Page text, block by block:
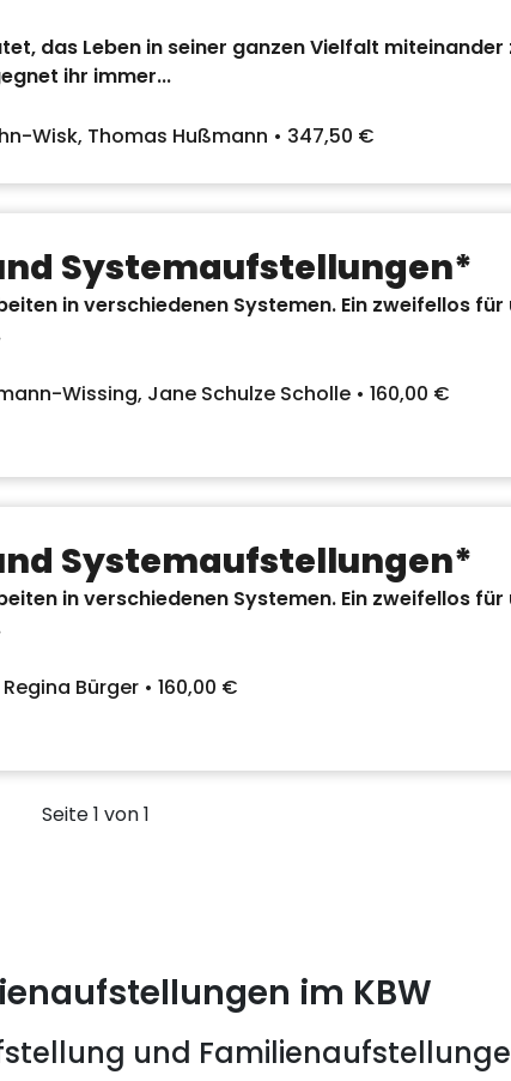
das Leben in seiner ganzen Vielfalt miteinander
ihr immer...
Wisk, Thomas Hußmann • 347,50 €
Systemaufstellungen*
in verschiedenen Systemen. Ein zweifellos für
Wissing, Jane Schulze Scholle • 160,00 €
Systemaufstellungen*
in verschiedenen Systemen. Ein zweifellos für
Bürger • 160,00 €
Seite 1 von 1
im KBW
und